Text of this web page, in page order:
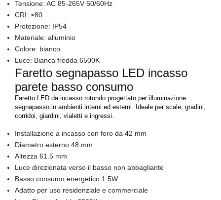
Tensione: AC 85-265V 50/60Hz
CRI: ≥80
Protezione: IP54
Materiale: alluminio
Colore: bianco
Luce: Bianca fredda 6500K
Faretto segnapasso LED incasso
parete basso consumo
Faretto LED da incasso rotondo progettato per illuminazione
segnapasso in ambienti interni ed esterni. Ideale per scale, gradini,
corridoi, giardini, vialetti e ingressi.
Installazione a incasso con foro da 42 mm
Diametro esterno 48 mm
Altezza 61.5 mm
Luce direzionata verso il basso non abbagliante
Basso consumo energetico 1.5W
Adatto per uso residenziale e commerciale